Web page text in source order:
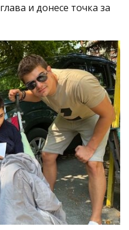
и донесе точка за